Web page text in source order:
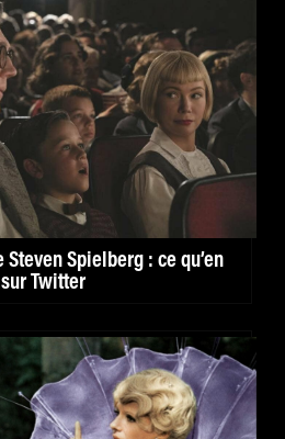
Spielberg : ce qu’en
Twitter